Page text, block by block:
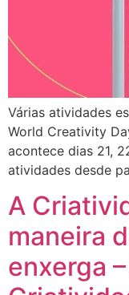
Várias atividades
World Creativity
acontece dias 21,
atividades desde
A
maneira
enxerga